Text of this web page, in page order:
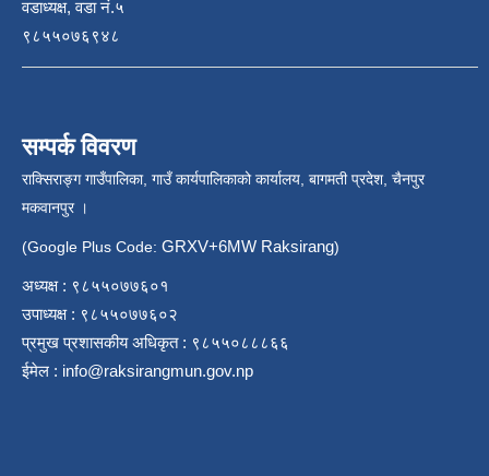
वडाध्यक्ष, वडा नं.५
९८५५०७६९४८
सम्पर्क विवरण
राक्सिराङ्ग गाउँपालिका, गाउँ कार्यपालिकाको कार्यालय, बागमती प्रदेश, चैनपुर
मकवानपुर ।
(Google Plus Code: GRXV+6MW Raksirang)
अध्यक्ष : ९८५५०७७६०१
उपाध्यक्ष : ९८५५०७७६०२
प्रमुख प्रशासकीय अधिकृत : ९८५५०८८८६६
ईमेल : info@raksirangmun.gov.np